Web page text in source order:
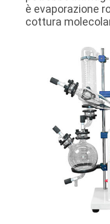
MAPPA
DEL
POLITICA
PRIVACY
è evaporazione
cottura